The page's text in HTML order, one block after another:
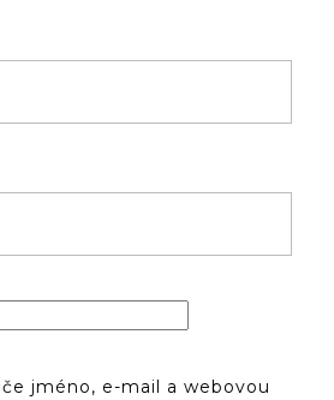
jméno, e-mail a webovou